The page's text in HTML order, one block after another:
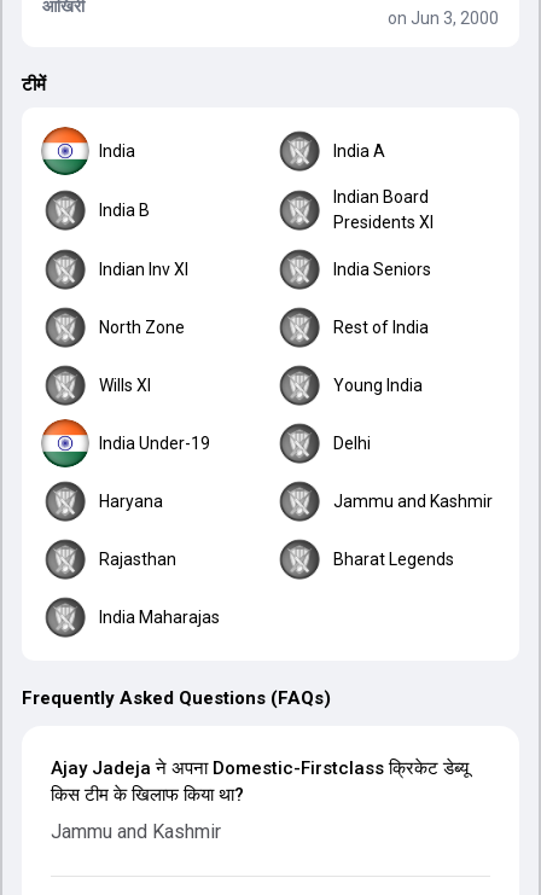
आखिरी
on Jun 3, 2000
टीमें
India India A
India B
Indian Board
Presidents XI
Indian Inv XI India Seniors
North Zone Rest of India
Wills XI Young India
India Under-19 Delhi
Haryana Jammu and Kashmir
Rajasthan Bharat Legends
India Maharajas
Frequently Asked Questions (FAQs)
Ajay Jadeja ने अपना Domestic-Firstclass क्रिकेट डेब्यू
किस टीम के खिलाफ किया था?
Jammu and Kashmir